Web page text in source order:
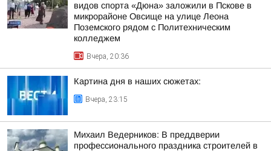
видов спорта «Дюна» заложили в Пскове в
микрорайоне Овсище на улице Леона
Поземского рядом с Политехническим
колледжем
Вчера, 20:36
Картина дня в наших сюжетах:
Вчера, 23:15
Михаил Ведерников: В преддверии
профессионального праздника строителей в